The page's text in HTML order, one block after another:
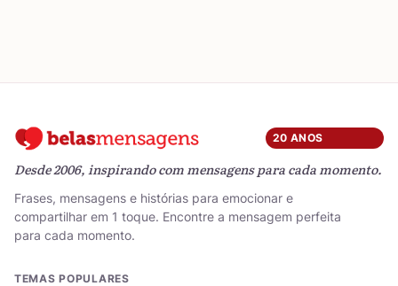
20 ANOS
Desde 2006, inspirando com mensagens para cada momento.
Frases, mensagens e histórias para emocionar e
compartilhar em 1 toque. Encontre a mensagem perfeita
para cada momento.
TEMAS POPULARES